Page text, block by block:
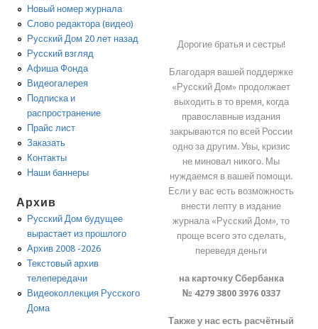
Новый номер журнала
Слово редактора (видео)
Русский Дом 20 лет назад
Русский взгляд
Афиша Фонда
Видеогалерея
Подписка и
распространение
Прайс лист
Заказать
Контакты
Наши баннеры
Архив
Русский Дом будущее
вырастает из прошлого
Архив 2008 -2026
Текстовый архив
телепередачи
Видеоколлекция Русского
Дома
Дорогие братья и сестры!
Благодаря вашей поддержке
«Русский Дом» продолжает
выходить в то время, когда
православные издания
закрываются по всей России
одно за другим. Увы, кризис
не миновал никого. Мы
нуждаемся в вашей помощи.
Если у вас есть возможность
внести лепту в издание
журнала «Русский Дом», то
проще всего это сделать,
переведя деньги
на карточку Сбербанка
№ 4279 3800 3976 0337
Также у нас есть расчётный